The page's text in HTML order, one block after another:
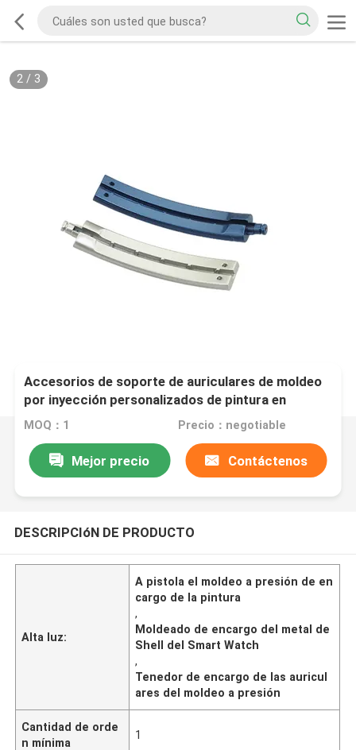
2/ 3
Accesorios de soporte de auriculares de moldeo
por inyección personalizados de pintura en
aerosol
MOQ：1 Precio：negotiable
Mejor precio Contáctenos
DESCRIPCIóN DE PRODUCTO
Alta luz:
A pistola el moldeo a presión de en
cargo de la pintura
,
Moldeado de encargo del metal de
Shell del Smart Watch
,
Tenedor de encargo de las auricul
ares del moldeo a presión
Cantidad de orde
n mínima
1